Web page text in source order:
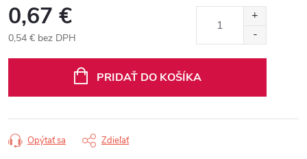
0,67 €
0,54 € bez DPH
PRIDAŤ DO KOŠÍKA
Opýtať sa Zdieľať